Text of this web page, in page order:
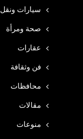
سيارات ونقل
صحة ومرأة
عقارات
فن وثقافة
محافظات
مقالات
منوعات